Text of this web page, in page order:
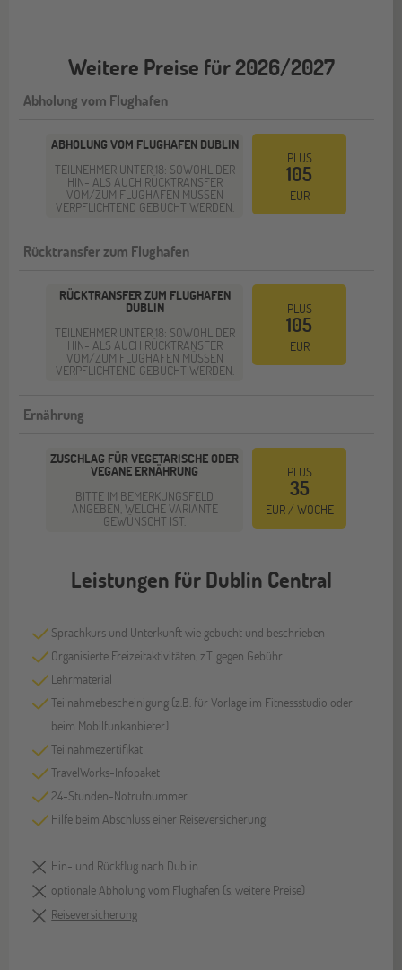
Weitere Preise für 2026/2027
Abholung vom Flughafen
ABHOLUNG VOM FLUGHAFEN DUBLIN
TEILNEHMER UNTER 18: SOWOHL DER
HIN- ALS AUCH RÜCKTRANSFER
VOM/ZUM FLUGHAFEN MÜSSEN
VERPFLICHTEND GEBUCHT WERDEN.
PLUS
105
EUR
Rücktransfer zum Flughafen
RÜCKTRANSFER ZUM FLUGHAFEN
DUBLIN
TEILNEHMER UNTER 18: SOWOHL DER
HIN- ALS AUCH RÜCKTRANSFER
VOM/ZUM FLUGHAFEN MÜSSEN
VERPFLICHTEND GEBUCHT WERDEN.
PLUS
105
EUR
Ernährung
ZUSCHLAG FÜR VEGETARISCHE ODER
VEGANE ERNÄHRUNG
BITTE IM BEMERKUNGSFELD
ANGEBEN, WELCHE VARIANTE
GEWÜNSCHT IST.
PLUS
35
EUR / WOCHE
Leistungen für Dublin Central
Sprachkurs und Unterkunft wie gebucht und beschrieben
Organisierte Freizeitaktivitäten, z.T. gegen Gebühr
Lehrmaterial
Teilnahmebescheinigung (z.B. für Vorlage im Fitnessstudio oder
beim Mobilfunkanbieter)
Teilnahmezertifikat
TravelWorks-Infopaket
24-Stunden-Notrufnummer
Hilfe beim Abschluss einer Reiseversicherung
Hin- und Rückflug nach Dublin
optionale Abholung vom Flughafen (s. weitere Preise)
Reiseversicherung